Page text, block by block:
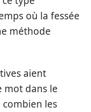
où la fessée
méthode
aient
mot dans le
les